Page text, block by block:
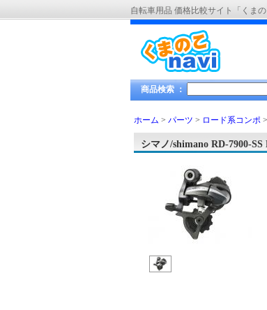
自転車用品 価格比較サイト「くまの
商品検索 ：
ホーム > パーツ > ロード系コンポ >
シマノ/shimano RD-7900-